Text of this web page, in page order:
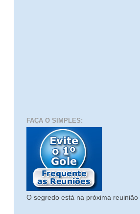
FAÇA O SIMPLES:
O segredo está na próxima reuinião